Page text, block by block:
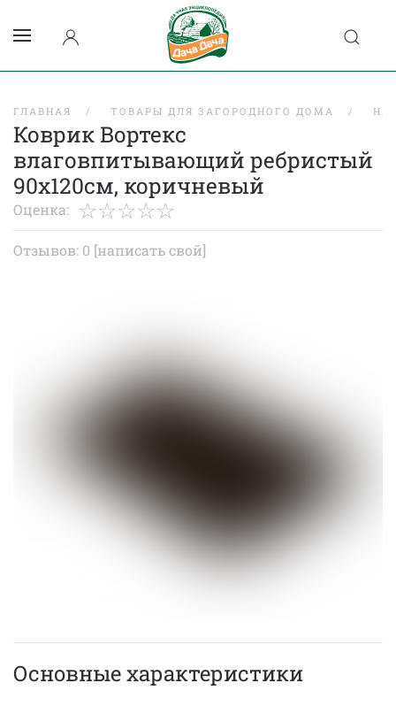
ГЛАВНАЯ ТОВАРЫ ДЛЯ ЗАГОРОДНОГО ДОМА
Коврик Вортекс
влаговпитывающий ребристый
90х120см, коричневый
Оценка:
Отзывов: 0 [написать свой]
Основные характеристики